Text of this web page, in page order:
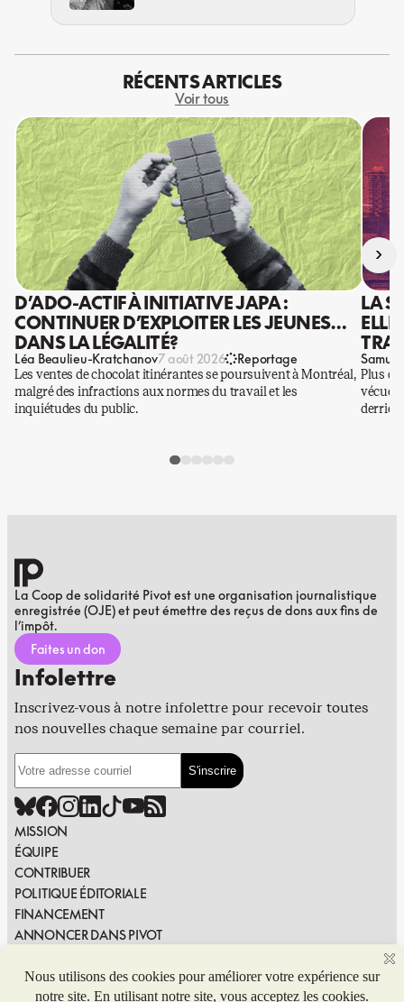
RÉCENTS ARTICLES
Voir tous
D’ADO-ACTIF À INITIATIVE JAPA :
CONTINUER D’EXPLOITER LES JEUNES…
DANS LA LÉGALITÉ?
Léa Beaulieu-Kratchanov7 août 2026 Reportage
Les ventes de chocolat itinérantes se poursuivent à Montréal,
malgré des infractions aux normes du travail et les
inquiétudes du public.
LA
Plus
vécues
›
La Coop de solidarité Pivot est une organisation journalistique
enregistrée (OJE) et peut émettre des reçus de dons aux fins de
l’impôt.
Faites un don
Infolettre
Inscrivez-vous à notre infolettre pour recevoir toutes
nos nouvelles chaque semaine par courriel.
MISSION
ÉQUIPE
CONTRIBUER
POLITIQUE ÉDITORIALE
FINANCEMENT
ANNONCER DANS PIVOT
SIGNALER UNE ERREUR
NOUS JOINDRE